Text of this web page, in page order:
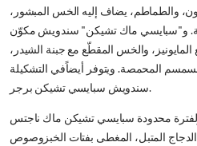
والطماطم، يضاف إليه الخس المبشور،
و"سبايسي ماك تشيكن" سندويش مكوّن
والخس المقطّع مع جبنة الشيدر،
المحمصة. ويتوفر أيضاًفي التشكيلة
سندويش سبايسي تشيكن برجر.
محدودة سبايسي تشيكن ماك ناجتس
المتبل، المغطى بفتات الخبزوصوص